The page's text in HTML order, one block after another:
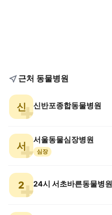
근처 동물병원
신 신반포종합동물병원
서
서울동물심장병원
심장
2 24시 서초바른동물병원